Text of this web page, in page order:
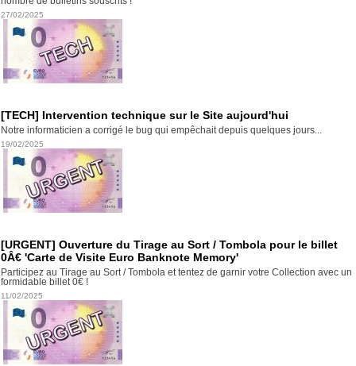
27/02/2025
[TECH] Intervention technique sur le Site aujourd'hui
Notre informaticien a corrigé le bug qui empêchait depuis quelques jours...
19/02/2025
[URGENT] Ouverture du Tirage au Sort / Tombola pour le billet
0Â€ 'Carte de Visite Euro Banknote Memory'
Participez au Tirage au Sort / Tombola et tentez de garnir votre Collection avec un
formidable billet 0€ !
11/02/2025